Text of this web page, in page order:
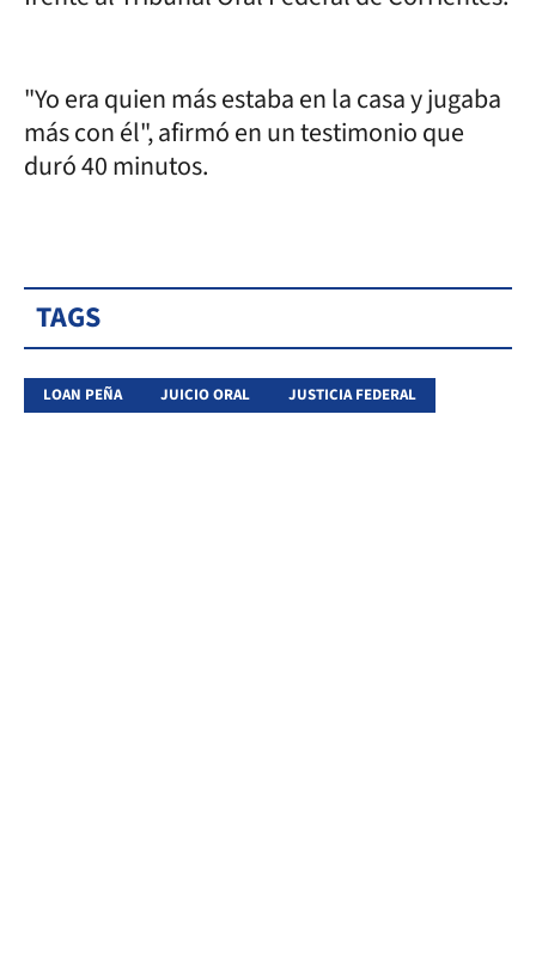
"Yo era quien más estaba en la casa y jugaba
más con él", afirmó en un testimonio que
duró 40 minutos.
TAGS
LOAN PEÑA JUICIO ORAL JUSTICIA FEDERAL